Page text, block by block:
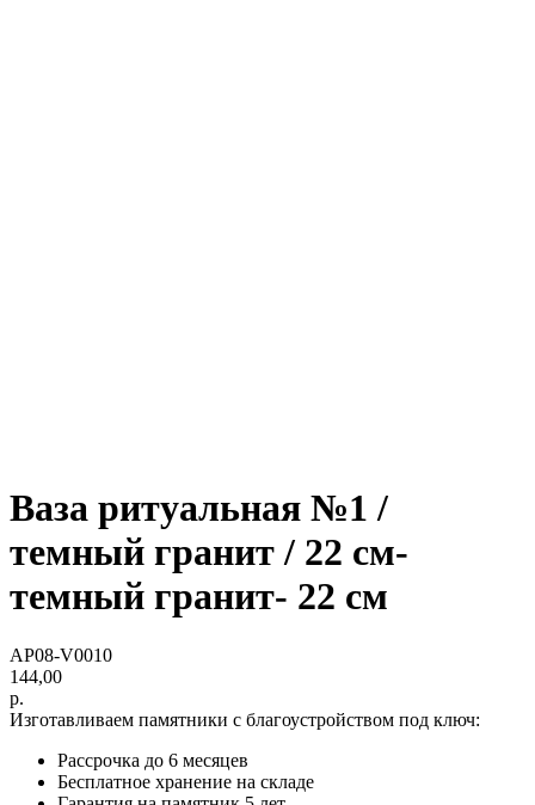
Ваза ритуальная №1 /
темный гранит / 22 см-
темный гранит- 22 см
AP08-V0010
144,00
р.
Изготавливаем памятники с благоустройством под ключ:
Рассрочка до 6 месяцев
Бесплатное хранение на складе